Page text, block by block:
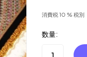
消費税 10 % 税別
数量: